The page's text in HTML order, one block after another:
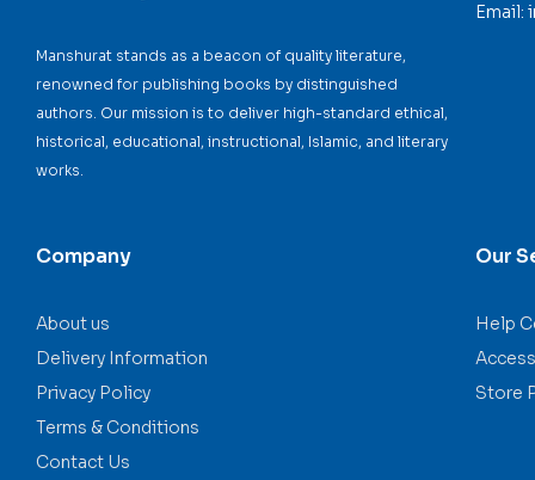
Manshurat stands as a beacon of quality literature,
renowned for publishing books by distinguished
authors. Our mission is to deliver high-standard ethical,
historical, educational, instructional, Islamic, and literary
works.
Company
About us
Delivery Information
Privacy Policy
Terms & Conditions
Contact Us
Our
Help
Store
Email: